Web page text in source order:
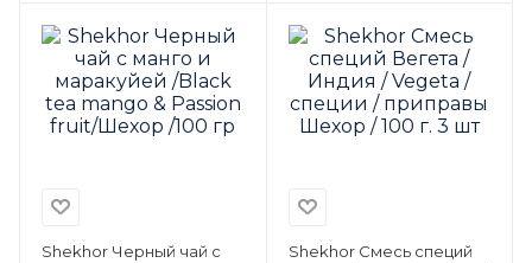
Shekhor Черный чай с
Shekhor Смесь специй